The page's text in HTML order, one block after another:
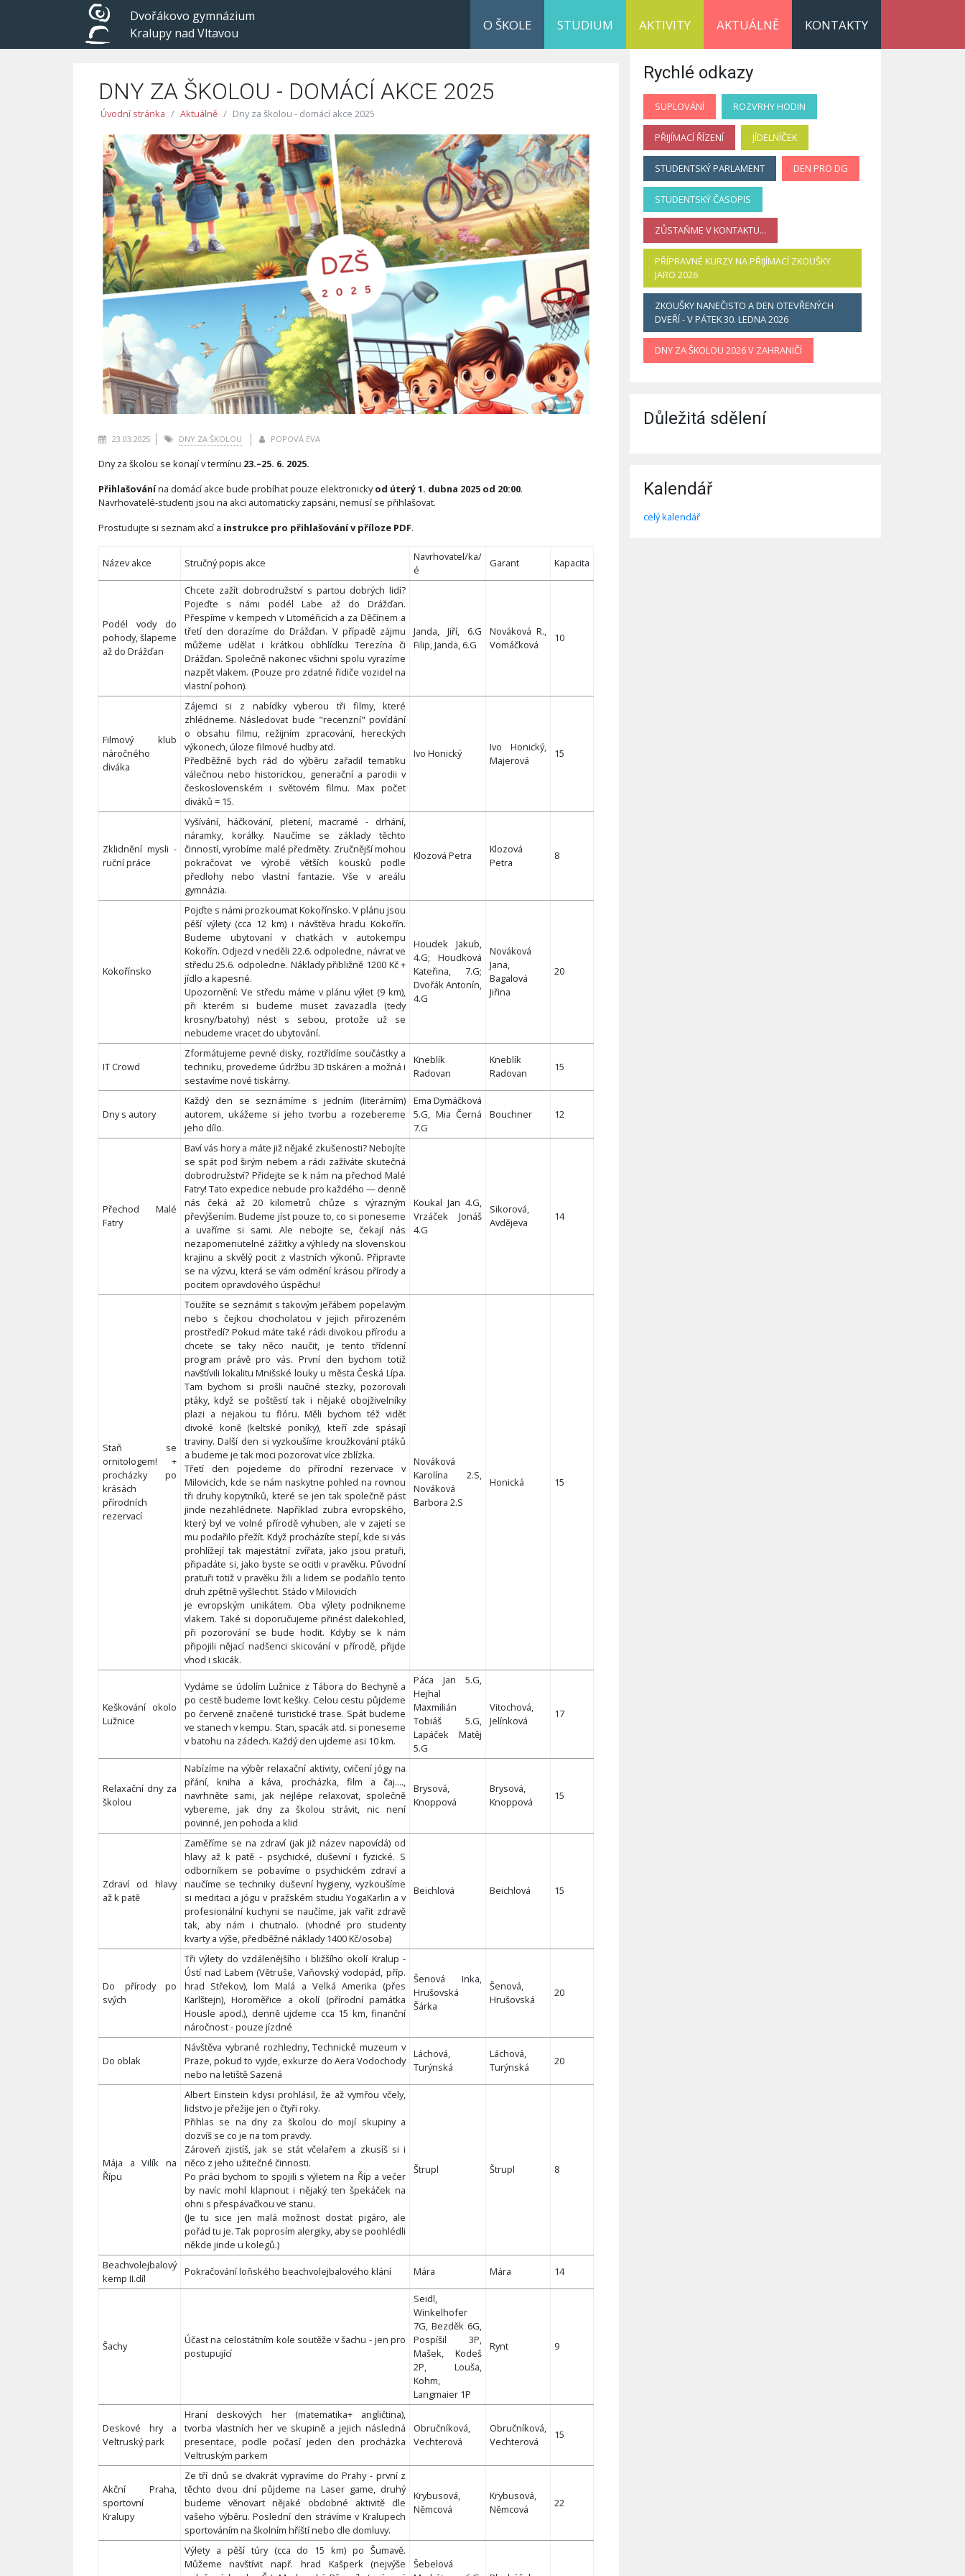
Dvořákovo gymnázium
Kralupy nad Vltavou
O ŠKOLE STUDIUM AKTIVITY AKTUÁLNĚ KONTAKTY
DNY ZA ŠKOLOU - DOMÁCÍ AKCE 2025
Úvodní stránka Aktuálně Dny za školou - domácí akce 2025
23.03.2025 DNY ZA ŠKOLOU POPOVÁ EVA
Dny za školou se konají v termínu 23.–25. 6. 2025.
Přihlašovánína domácí akce bude probíhat pouze elektronickyod úterý 1. dubna 2025 od 20:00.
Navrhovatelé-studenti jsou na akci automaticky zapsáni, nemusí se přihlašovat.
Prostudujte si seznam akcí a instrukce pro přihlašování v příloze PDF.
Název akce Stručný popis akce
Navrhovatel/ka/
é
Garant Kapacita
Podél vody do
pohody, šlapeme
až do Drážďan
Chcete zažít dobrodružství s partou dobrých lidí?
Pojeďte s námi podél Labe až do Drážďan.
Přespíme v kempech v Litoméřicích a za Děčínem a
třetí den dorazíme do Drážďan. V případě zájmu
můžeme udělat i krátkou obhlídku Terezína či
Drážďan. Společně nakonec všichni spolu vyrazíme
nazpět vlakem. (Pouze pro zdatné řidiče vozidel na
vlastní pohon).
Janda, Jiří, 6.G
Filip, Janda, 6.G
Nováková R.,
Vomáčková
10
Filmový klub
náročného
diváka
Zájemci si z nabídky vyberou tři filmy, které
zhlédneme. Následovat bude "recenzní" povídání
o obsahu filmu, režijním zpracování, hereckých
výkonech, úloze filmové hudby atd.
Předběžně bych rád do výběru zařadil tematiku
válečnou nebo historickou, generační a parodii v
československém i světovém filmu. Max počet
diváků = 15.
Ivo Honický
Ivo Honický,
Majerová
15
Zklidnění mysli -
ruční práce
Vyšívání, háčkování, pletení, macramé - drhání,
náramky, korálky. Naučíme se základy těchto
činností, vyrobíme malé předměty. Zručnější mohou
pokračovat ve výrobě větších kousků podle
předlohy nebo vlastní fantazie. Vše v areálu
gymnázia.
Klozová Petra
Klozová
Petra
8
Kokořínsko
Pojďte s námi prozkoumat Kokořínsko. V plánu jsou
pěší výlety (cca 12 km) i návštěva hradu Kokořín.
Budeme ubytovaní v chatkách v autokempu
Kokořín. Odjezd v neděli 22.6. odpoledne, návrat ve
středu 25.6. odpoledne. Náklady přibližně 1200 Kč +
jídlo a kapesné.
Upozornění: Ve středu máme v plánu výlet (9 km),
při kterém si budeme muset zavazadla (tedy
krosny/batohy) nést s sebou, protože už se
nebudeme vracet do ubytování.
Houdek Jakub,
4.G; Houdková
Kateřina, 7.G;
Dvořák Antonín,
4.G
Nováková
Jana,
Bagalová
Jiřina
20
IT Crowd
Zformátujeme pevné disky, roztřídíme součástky a
techniku, provedeme údržbu 3D tiskáren a možná i
sestavíme nové tiskárny.
Kneblík
Radovan
Kneblík
Radovan
15
Dny s autory
Každý den se seznámíme s jedním (literárním)
autorem, ukážeme si jeho tvorbu a rozebereme
jeho dílo.
Ema Dymáčková
5.G, Mia Černá
7.G
Bouchner 12
Přechod Malé
Fatry
Baví vás hory a máte již nějaké zkušenosti? Nebojíte
se spát pod širým nebem a rádi zažíváte skutečná
dobrodružství? Přidejte se k nám na přechod Malé
Fatry! Tato expedice nebude pro každého — denně
nás čeká až 20 kilometrů chůze s výrazným
převýšením. Budeme jíst pouze to, co si poneseme
a uvaříme si sami. Ale nebojte se, čekají nás
nezapomenutelné zážitky a výhledy na slovenskou
krajinu a skvělý pocit z vlastních výkonů. Připravte
se na výzvu, která se vám odmění krásou přírody a
pocitem opravdového úspěchu!
Koukal Jan 4.G,
Vrzáček Jonáš
4.G
Sikorová,
Avdějeva
14
Staň se
ornitologem! +
procházky po
krásách
přírodních
rezervací
Toužíte se seznámit s takovým jeřábem popelavým
nebo s čejkou chocholatou v jejich přirozeném
prostředí? Pokud máte také rádi divokou přírodu a
chcete se taky něco naučit, je tento třídenní
program právě pro vás. První den bychom totiž
navštívili lokalitu Mnišské louky u města Česká Lípa.
Tam bychom si prošli naučné stezky, pozorovali
ptáky, když se poštěstí tak i nějaké obojživelníky
plazi a nejakou tu flóru. Měli bychom též vidět
divoké koně (keltské poníky), kteří zde spásají
traviny. Další den si vyzkoušíme kroužkování ptáků
a budeme je tak moci pozorovat více zblízka.
Třetí den pojedeme do přírodní rezervace v
Milovicích, kde se nám naskytne pohled na rovnou
tři druhy kopytníků, které se jen tak společně pást
jinde nezahlédnete. Například zubra evropského,
který byl ve volné přírodě vyhuben, ale v zajetí se
mu podařilo přežít. Když procházíte stepí, kde si vás
prohlížejí tak majestátní zvířata, jako jsou pratuři,
připadáte si, jako byste se ocitli v pravěku. Původní
pratuři totiž v pravěku žili a lidem se podařilo tento
druh zpětně vyšlechtit. Stádo v Milovicích
je evropským unikátem. Oba výlety podnikneme
vlakem. Také si doporučujeme přinést dalekohled,
při pozorování se bude hodit. Kdyby se k nám
připojili nějací nadšenci skicování v přírodě, přijde
vhod i skicák.
Nováková
Karolína 2.S,
Nováková
Barbora 2.S
Honická 15
Keškování okolo
Lužnice
Vydáme se údolím Lužnice z Tábora do Bechyně a
po cestě budeme lovit kešky. Celou cestu půjdeme
po červeně značené turistické trase. Spát budeme
ve stanech v kempu. Stan, spacák atd. si poneseme
v batohu na zádech. Každý den ujdeme asi 10 km.
Páca Jan 5.G,
Hejhal
Maxmilián
Tobiáš 5.G,
Lapáček Matěj
5.G
Vitochová,
Jelínková
17
Relaxační dny za
školou
Nabízíme na výběr relaxační aktivity, cvičení jógy na
přání, kniha a káva, procházka, film a čaj....,
navrhněte sami, jak nejlépe relaxovat, společně
vybereme, jak dny za školou strávit, nic není
povinné, jen pohoda a klid
Brysová,
Knoppová
Brysová,
Knoppová
15
Zdraví od hlavy
až k patě
Zaměříme se na zdraví (jak již název napovídá) od
hlavy až k patě - psychické, duševní i fyzické. S
odborníkem se pobavíme o psychickém zdraví a
naučíme se techniky duševní hygieny, vyzkoušíme
si meditaci a jógu v pražském studiu YogaKarlin a v
profesionální kuchyni se naučíme, jak vařit zdravě
tak, aby nám i chutnalo. (vhodné pro studenty
kvarty a výše, předběžné náklady 1400 Kč/osoba)
Beichlová Beichlová 15
Do přírody po
svých
Tři výlety do vzdálenějšího i bližšího okolí Kralup -
Ústí nad Labem (Větruše, Vaňovský vodopád, příp.
hrad Střekov), lom Malá a Velká Amerika (přes
Karlštejn), Horoměřice a okolí (přírodní památka
Housle apod.), denně ujdeme cca 15 km, finanční
náročnost - pouze jízdné
Šenová Inka,
Hrušovská
Šárka
Šenová,
Hrušovská
20
Do oblak
Návštěva vybrané rozhledny, Technické muzeum v
Praze, pokud to vyjde, exkurze do Aera Vodochody
nebo na letiště Sazená
Láchová,
Turýnská
Láchová,
Turýnská
20
Mája a Vilík na
Řípu
Albert Einstein kdysi prohlásil, že až vymřou včely,
lidstvo je přežije jen o čtyři roky.
Přihlas se na dny za školou do mojí skupiny a
dozvíš se co je na tom pravdy.
Zároveň zjistíš, jak se stát včelařem a zkusíš si i
něco z jeho užitečné činnosti.
Po práci bychom to spojili s výletem na Říp a večer
by navíc mohl klapnout i nějaký ten špekáček na
ohni s přespávačkou ve stanu.
(Je tu sice jen malá možnost dostat pigáro, ale
pořád tu je. Tak poprosím alergiky, aby se poohlédli
někde jinde u kolegů.)
Štrupl Štrupl 8
Beachvolejbalový
kemp II.díl
Pokračování loňského beachvolejbalového klání Mára Mára 14
Šachy
Účast na celostátním kole soutěže v šachu - jen pro
postupující
Seidl,
Winkelhofer
7G, Bezděk 6G,
Pospíšil 3P,
Mašek, Kodeš
2P, Louša,
Kohm,
Langmaier 1P
Rynt 9
Deskové hry a
Veltruský park
Hraní deskových her (matematika+ angličtina),
tvorba vlastních her ve skupině a jejich následná
presentace, podle počasí jeden den procházka
Veltruským parkem
Obručníková,
Vechterová
Obručníková,
Vechterová
15
Akční Praha,
sportovní
Kralupy
Ze tří dnů se dvakrát vypravíme do Prahy - první z
těchto dvou dní půjdeme na Laser game, druhý
budeme věnovart nějaké obdobné aktivitě dle
vašeho výběru. Poslední den strávíme v Kralupech
sportováním na školním hříští nebo dle domluvy.
Krybusová,
Němcová
Krybusová,
Němcová
22
Výlety a pěší túry (cca do 15 km) po Šumavě.
Můžeme navštívit např. hrad Kašperk (nejvýše
Šebelová
Rychlé odkazy
SUPLOVÁNÍ ROZVRHY HODIN
PŘIJÍMACÍ ŘÍZENÍ JÍDELNÍČEK
STUDENTSKÝ PARLAMENT DEN PRO DG
STUDENTSKÝ ČASOPIS
ZŮSTAŇME V KONTAKTU...
PŘÍPRAVNÉ KURZY NA PŘIJÍMACÍ ZKOUŠKY
JARO 2026
ZKOUŠKY NANEČISTO A DEN OTEVŘENÝCH
DVEŘÍ - V PÁTEK 30. LEDNA 2026
DNY ZA ŠKOLOU 2026 V ZAHRANIČÍ
Důležitá sdělení
Kalendář
celý kalendář